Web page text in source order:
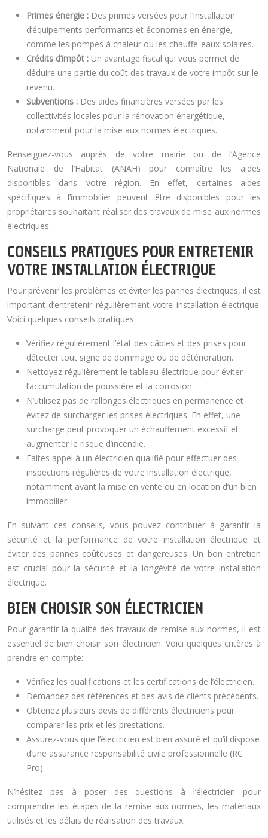
Primes énergie : Des primes versées pour l’installation
d’équipements performants et économes en énergie,
comme les pompes à chaleur ou les chauffe-eaux solaires.
Crédits d’impôt : Un avantage fiscal qui vous permet de
déduire une partie du coût des travaux de votre impôt sur le
revenu.
Subventions : Des aides financières versées par les
collectivités locales pour la rénovation énergétique,
notamment pour la mise aux normes électriques.
Renseignez-vous auprès de votre mairie ou de l’Agence
Nationale de l’Habitat (ANAH) pour connaître les aides
disponibles dans votre région. En effet, certaines aides
spécifiques à l’immobilier peuvent être disponibles pour les
propriétaires souhaitant réaliser des travaux de mise aux normes
électriques.
CONSEILS PRATIQUES POUR ENTRETENIR
VOTRE INSTALLATION ÉLECTRIQUE
Pour prévenir les problèmes et éviter les pannes électriques, il est
important d’entretenir régulièrement votre installation électrique.
Voici quelques conseils pratiques:
Vérifiez régulièrement l’état des câbles et des prises pour
détecter tout signe de dommage ou de détérioration.
Nettoyez régulièrement le tableau électrique pour éviter
l’accumulation de poussière et la corrosion.
N’utilisez pas de rallonges électriques en permanence et
évitez de surcharger les prises électriques. En effet, une
surcharge peut provoquer un échauffement excessif et
augmenter le risque d’incendie.
Faites appel à un électricien qualifié pour effectuer des
inspections régulières de votre installation électrique,
notamment avant la mise en vente ou en location d’un bien
immobilier.
En suivant ces conseils, vous pouvez contribuer à garantir la
sécurité et la performance de votre installation électrique et
éviter des pannes coûteuses et dangereuses. Un bon entretien
est crucial pour la sécurité et la longévité de votre installation
électrique.
BIEN CHOISIR SON ÉLECTRICIEN
Pour garantir la qualité des travaux de remise aux normes, il est
essentiel de bien choisir son électricien. Voici quelques critères à
prendre en compte:
Vérifiez les qualifications et les certifications de l’électricien.
Demandez des références et des avis de clients précédents.
Obtenez plusieurs devis de différents électriciens pour
comparer les prix et les prestations.
Assurez-vous que l’électricien est bien assuré et qu’il dispose
d’une assurance responsabilité civile professionnelle (RC
Pro).
N’hésitez pas à poser des questions à l’électricien pour
comprendre les étapes de la remise aux normes, les matériaux
utilisés et les délais de réalisation des travaux.